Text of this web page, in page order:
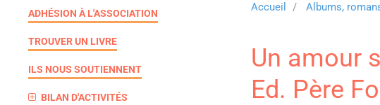
Accueil Albums,
Un amour
Ed. Père
ADHÉSION À L'ASSOCIATION
TROUVER UN LIVRE
ILS NOUS SOUTIENNENT
BILAN D'ACTIVITÉS